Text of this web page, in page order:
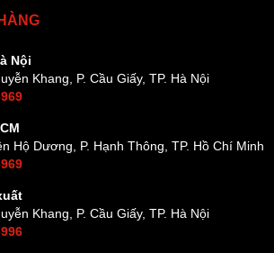
Nội
Khang, P. Cầu Giấy, TP. Hà Nội
Hộ Dương, P. Hạnh Thông, TP. Hồ Chí Minh
Khang, P. Cầu Giấy, TP. Hà Nội